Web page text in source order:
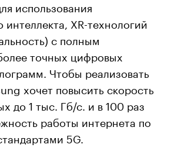
использования
интеллекта, XR-технологий
с полным
точных цифровых
Чтобы реализовать
хочет повысить скорость
до 1 тыс. Гб/с. и в 100 раз
работы интернета по
5G.